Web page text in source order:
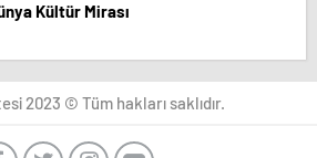
Kültür Mirası
2023 © Tüm hakları saklıdır.